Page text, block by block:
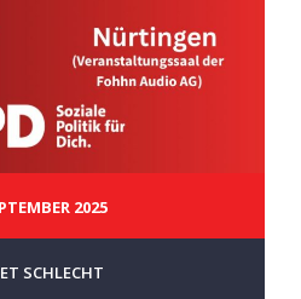
2025
SCHLECHT